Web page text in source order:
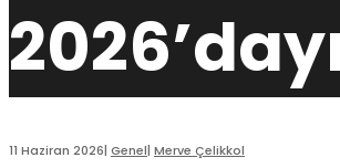
11 Haziran 2026| Genel| Merve Çelikkol